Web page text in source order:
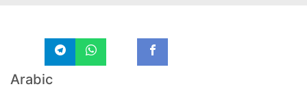
Arabic